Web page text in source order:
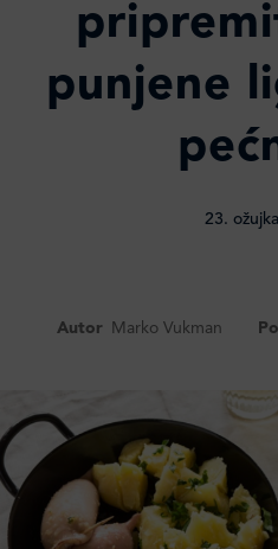
punjene
23.
Autor Marko Vukman